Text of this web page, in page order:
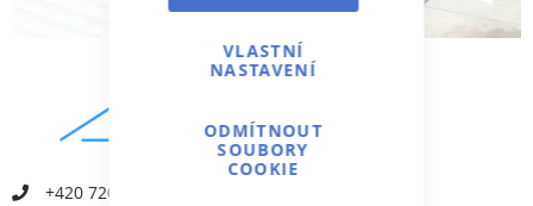
VLASTNÍ
NASTAVENÍ
ODMÍTNOUT
SOUBORY
COOKIE
+420 720 947 552